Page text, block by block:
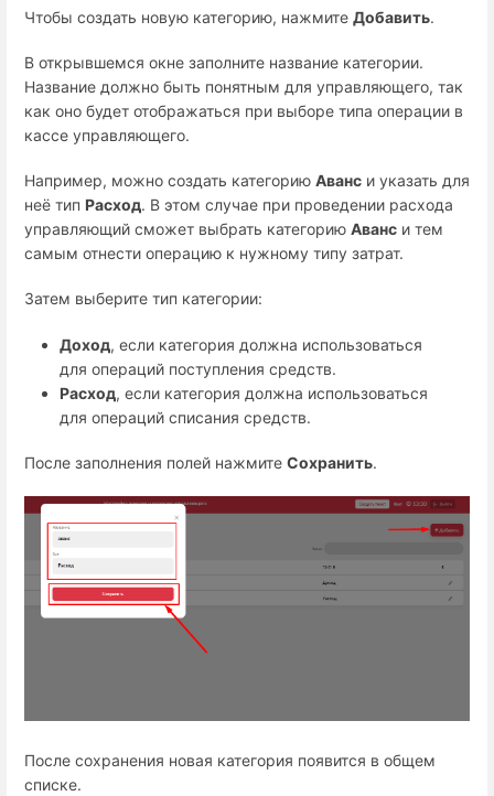
Чтобы создать новую категорию, нажмите Добавить.
В открывшемся окне заполните название категории.
Название должно быть понятным для управляющего, так
как оно будет отображаться при выборе типа операции в
кассе управляющего.
Например, можно создать категорию Аванс и указать для
неё тип Расход. В этом случае при проведении расхода
управляющий сможет выбрать категорию Аванс и тем
самым отнести операцию к нужному типу затрат.
Затем выберите тип категории:
Доход, если категория должна использоваться
для операций поступления средств.
Расход, если категория должна использоваться
для операций списания средств.
После заполнения полей нажмите Сохранить.
После сохранения новая категория появится в общем
списке.